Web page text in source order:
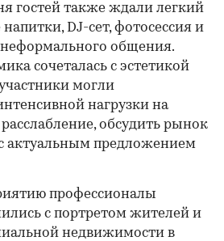
гостей также ждали легкий
DJ-сет, фотосессия и
неформального общения.
сочеталась с эстетикой
могли
нагрузки на
обсудить рынок
актуальным предложением
профессионалы
с портретом жителей и
недвижимости в